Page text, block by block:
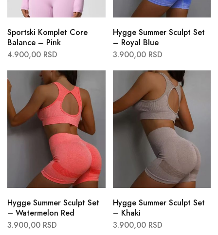
Sportski Komplet Core
Balance – Pink
4.900,00 RSD
Hygge Summer Sculpt Set
– Royal Blue
3.900,00 RSD
Hygge Summer Sculpt Set
– Watermelon Red
3.900,00 RSD
Hygge Summer Sculpt Set
– Khaki
3.900,00 RSD